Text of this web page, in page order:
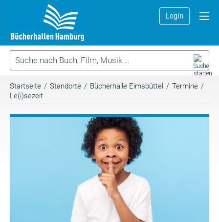
Login
Startseite / Standorte / Bücherhalle Eimsbüttel / Termine /
Le(i)sezeit